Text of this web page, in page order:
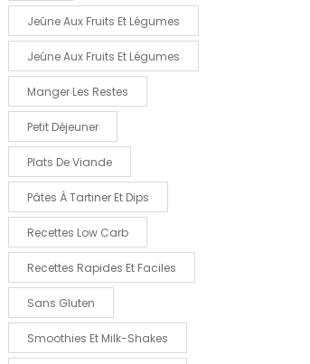
Jeûne Aux Fruits Et Légumes
Jeûne Aux Fruits Et Légumes
Manger Les Restes
Petit Déjeuner
Plats De Viande
Pâtes À Tartiner Et Dips
Recettes Low Carb
Recettes Rapides Et Faciles
Sans Gluten
Smoothies Et Milk-Shakes